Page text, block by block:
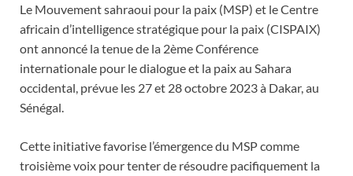
Le Mouvement sahraoui pour la paix (MSP) et le Centre
africain d’intelligence stratégique pour la paix (CISPAIX)
ont annoncé la tenue de la 2ème Conférence
internationale pour le dialogue et la paix au Sahara
occidental, prévue les 27 et 28 octobre 2023 à Dakar, au
Sénégal.
Cette initiative favorise l’émergence du MSP comme
troisième voix pour tenter de résoudre pacifiquement la